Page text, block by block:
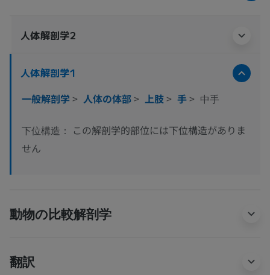
人体解剖学2
人体解剖学1
一般解剖学 > 人体の体部> 上肢> 手> 中手
下位構造：
この解剖学的部位には下位構造がありま
せん
動物の比較解剖学
翻訳